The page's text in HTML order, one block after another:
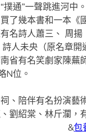
通”一聲跳進河
了幾本書和一本《
名詩人蕭三、 周
人未央（原名章
省有名笑劇家陳
系，這里省
、陪伴有名扮演
劉紹棠、林斤瀾
&包